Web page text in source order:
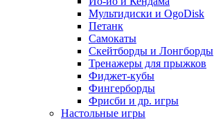
Мультидиски и OgoDisk
Петанк
Самокаты
Скейтборды и Лонгборды
Тренажеры для прыжков
Фиджет-кубы
Фингерборды
Фрисби и др. игры
Настольные игры